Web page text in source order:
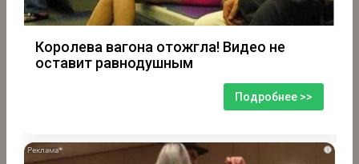
Королева вагона отожгла! Видео не
оставит равнодушным
Подробнее >>
i